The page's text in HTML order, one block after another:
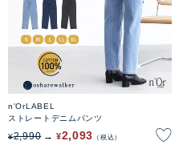
n'OrLABEL
ストレートデニムパンツ
¥2,990 ¥2,093 税込